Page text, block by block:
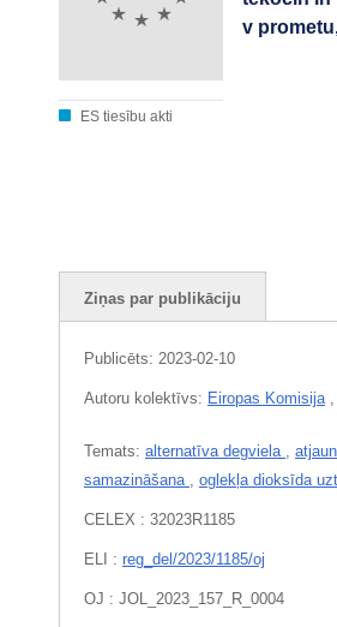
ES tiesību akti
v
Ziņas par publikāciju
Publicēts: 2023-02-10
Autoru kolektīvs: Eiropas Komisija ,
Temats: alternatīva degviela ,
samazināšana , oglekļa dioksīda
CELEX : 32023R1185
ELI : reg_del/2023/1185/oj
OJ : JOL_2023_157_R_0004